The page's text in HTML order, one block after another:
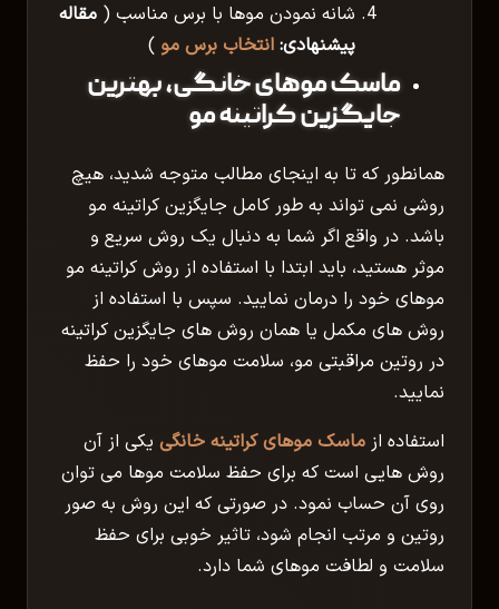
شانه نمودن موها با برس مناسب ( مقاله
پیشنهادی: انتخاب برس مو )
ماسک موهای خانگی، بهترین
جایگزین کراتینه مو
همانطور که تا به اینجای مطالب متوجه شدید، هیچ
روشی نمی تواند به طور کامل جایگزین کراتینه مو
باشد. در واقع اگر شما به دنبال یک روش سریع و
موثر هستید، باید ابتدا با استفاده از روش کراتینه مو
موهای خود را درمان نمایید. سپس با استفاده از
روش های مکمل یا همان روش های جایگزین کراتینه
در روتین مراقبتی مو، سلامت موهای خود را حفظ
نمایید.
استفاده از ماسک موهای کراتینه خانگی یکی از آن
روش هایی است که برای حفظ سلامت موها می توان
روی آن حساب نمود. در صورتی که این روش به صور
روتین و مرتب انجام شود، تاثیر خوبی برای حفظ
سلامت و لطافت موهای شما دارد.